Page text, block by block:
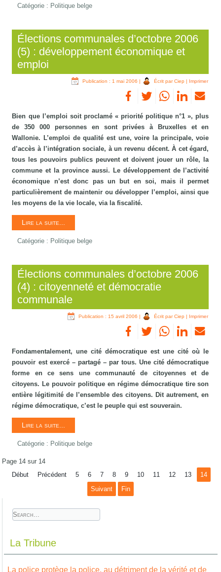
Catégorie : Politique belge
Élections communales d’octobre 2006
(5) : développement économique et
emploi
Publication : 1 mai 2006 | Écrit par Ciep | Imprimer
Bien que l’emploi soit proclamé « priorité politique n°1 », plus
de 350 000 personnes en sont privées à Bruxelles et en
Wallonie. L’emploi de qualité est une, voire la principale, voie
d’accès à l’intégration sociale, à un revenu décent. À cet égard,
tous les pouvoirs publics peuvent et doivent jouer un rôle, la
commune et la province aussi. Le développement de l’activité
économique n’est donc pas un but en soi, mais il permet
particulièrement de maintenir ou développer l’emploi, ainsi que
les moyens de la vie locale, via la fiscalité.
Lire la suite...
Catégorie : Politique belge
Élections communales d’octobre 2006
(4) : citoyenneté et démocratie
communale
Publication : 15 avril 2006 | Écrit par Ciep | Imprimer
Fondamentalement, une cité démocratique est une cité où le
pouvoir est exercé – partagé – par tous. Une cité démocratique
forme en ce sens une communauté de citoyennes et de
citoyens. Le pouvoir politique en régime démocratique tire son
entière légitimité de l’ensemble des citoyens. Dit autrement, en
régime démocratique, c’est le peuple qui est souverain.
Lire la suite...
Catégorie : Politique belge
Page 14 sur 14
Début
Précédent 5 6 7 8 9 10 11 12 13
14
Suivant
Fin
La Tribune
La police protège la police, au détriment de la vérité et de